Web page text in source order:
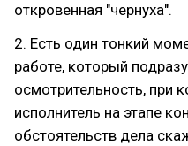
откровенная "чернуха".
2. Есть один тонкий
работе, который
осмотрительность, при
исполнитель на этапе
обстоятельств дела